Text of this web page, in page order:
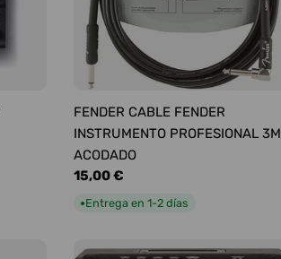
FENDER CABLE FENDER
INSTRUMENTO PROFESIONAL 3M
ACODADO
Precio
habitual
15,00 €
●Entrega en 1-2 días